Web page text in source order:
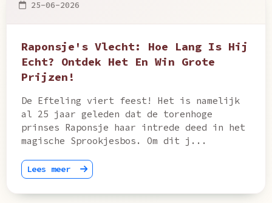
25-06-2026
Raponsje's Vlecht: Hoe Lang Is Hij
Echt? Ontdek Het En Win Grote
Prijzen!
De Efteling viert feest! Het is namelijk
al 25 jaar geleden dat de torenhoge
prinses Raponsje haar intrede deed in het
magische Sprookjesbos. Om dit j...
Lees meer